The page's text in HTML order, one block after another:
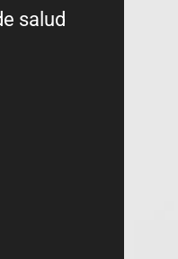
salud